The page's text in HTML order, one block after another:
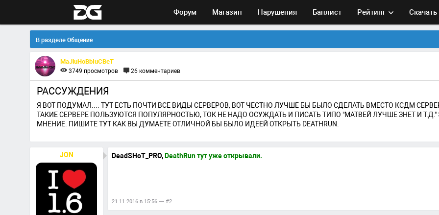
Форум Магазин Нарушения Банлист Рейтинг Скачать
В разделе Общение
MaJluHoBbIuCBeT
3749 просмотров 26 комментариев
РАССУЖДЕНИЯ
Я ВОТ ПОДУМАЛ.... ТУТ ЕСТЬ ПОЧТИ ВСЕ ВИДЫ СЕРВЕРОВ, ВОТ ЧЕСТНО ЛУЧШЕ БЫ БЫЛО СДЕЛАТЬ ВМЕСТО КСДМ СЕРВЕР
ТАКИЕ СЕРВЕРЕ ПОЛЬЗУЮТСЯ ПОПУЛЯРНОСТЬЮ, ТОК НЕ НАДО ОСУЖДАТЬ И ПИСАТЬ ТИПО "МАТВЕЙ ЛУЧШЕ ЗНЕТ И
МНЕНИЕ. ПИШИТЕ ТУТ КАК ВЫ ДУМАЕТЕ ОТЛИЧНОЙ БЫ БЫЛО ИДЕЕЙ ОТКРЫТЬ DEATHRUN.
JON DeadSHoT_PRO, DeathRun тут уже открывали.
21.11.2016 в 15:56 — #2